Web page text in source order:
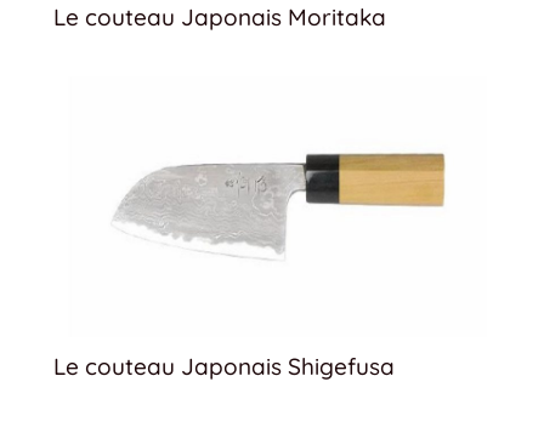
Le couteau Japonais Moritaka
Le couteau Japonais Shigefusa